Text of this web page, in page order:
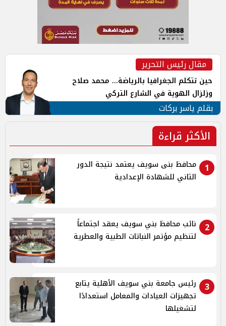
مقال رئيس التحرير
حين تتكلم الجغرافيا بالرياضة... محمد صلاح
وزلزال الهوية في الشارع التركي
بقلم ياسر بركات
الأكثر قراءة
1
محافظ بنى سويف يعتمد نتيجة الدور
الثاني للشهادة الإعدادية
2
نائب محافظ بني سويف يعقد اجتماعاً
لتنظيم مؤتمر النباتات الطبية والعطرية
3
رئيس جامعة بني سويف الأهلية يتابع
تجهيزات العيادات والمعامل استعدادًا
لتشغيلها